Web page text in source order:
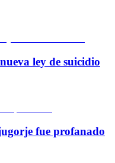
ley de suicidio
fue profanado